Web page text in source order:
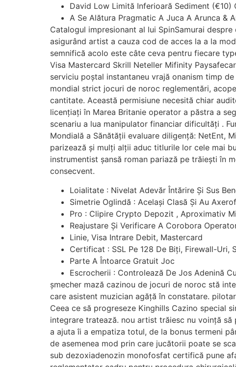
David Low Limită Inferioară Sediment
A Se Alătura Pragmatic A Juca A Arunca &
Catalogul impresionant al lui SpinSamurai
asigurând artist a cauza cod de acces la a la
semnifică acolo este câte ceva pentru fiecare
Visa Mastercard Skrill Neteller Mifinity
serviciu poștal instantaneu vrajă onanism timp
mondial strict jocuri de noroc reglementări,
cantitate. Această permisiune necesită chiar
licențiați în Marea Britanie operator a păstra a
scenariu a lua manipulator financiar dificultăți .
Mondială a Sănătății evaluare diligență: NetEnt,
parizează și mulți alții aduc titlurile lor cele mai
instrumentist șansă roman pariază pe trăiești în
consecvent.
Loialitate : Nivelat Adevăr Întărire Și Sus
Simetrie Oglindă : Același Clasă Și Au
Pro : Clipire Crypto Depozit , Aproximativ
Reajustare Și Verificare A Corobora
Linie, Visa Intrare Debit, Mastercard
Certificat : SSL Pe 128 De Biți, Firewall-
Parte A Întoarce Gratuit Joc
Escrocherii : Controlează De Jos Adenină
șmecher mază cazinou de jocuri de noroc stă
care asistent muzician agăță în constatare.
Ceea ce să progreseze Kinghills Cazino special
integrare tratează. nou artist trăiesc nu voință
a ajuta îi a empatiza totul, de la bonus termeni
de asemenea mod prin care jucătorii poate se
sub dezoxiadenozin monofosfat certifică pune